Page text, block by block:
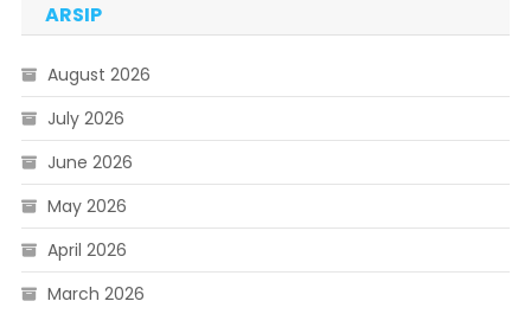
ARSIP
August 2026
July 2026
June 2026
May 2026
April 2026
March 2026